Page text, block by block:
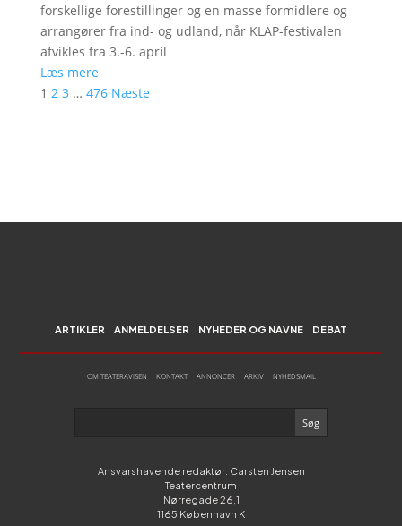
forskellige forestillinger og en masse formidlere og
arrangører fra ind- og udland, når KLAP-festivalen
afvikles fra 3.-6. april
Læs mere
1 2 3 … 476 Næste
ARTIKLER ANMELDELSER NYHEDER OG NAVNE DEBAT
OM TEATERAVISEN KONTAKT ANNONCER ARKIV NYHEDSMAIL
Ansvarshavende redaktør: Carsten Jensen
Teatercentrum
Nørregade 26,1
1165 København K